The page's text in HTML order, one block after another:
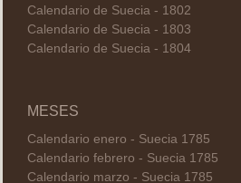
Calendario de Suecia - 1802
Calendario de Suecia - 1803
Calendario de Suecia - 1804
MESES
Calendario enero - Suecia 1785
Calendario febrero - Suecia 1785
Calendario marzo - Suecia 1785